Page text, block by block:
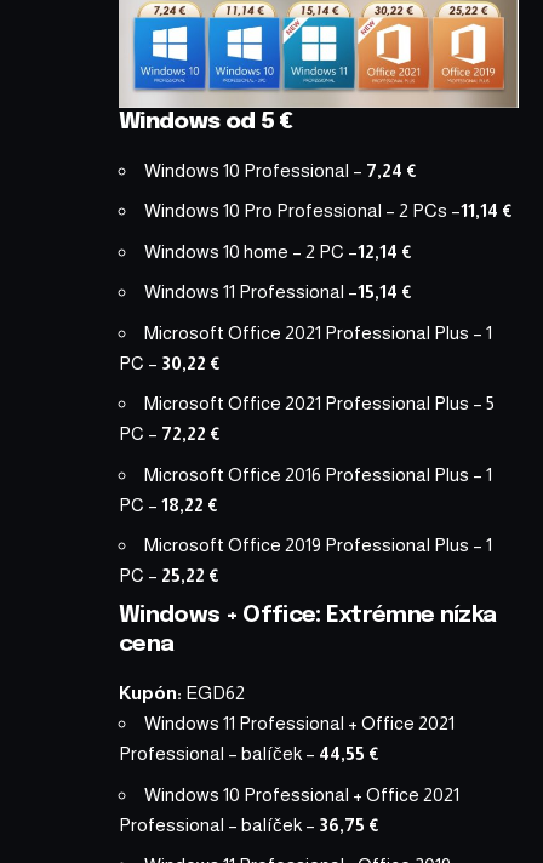
Windows od 5 €
Windows 10 Professional – 7,24 €
Windows 10 Pro Professional – 2 PCs –11,14 €
Windows 10 home – 2 PC –12,14 €
Windows 11 Professional –15,14 €
Microsoft Office 2021 Professional Plus – 1
PC – 30,22 €
Microsoft Office 2021 Professional Plus – 5
PC – 72,22 €
Microsoft Office 2016 Professional Plus – 1
PC – 18,22 €
Microsoft Office 2019 Professional Plus – 1
PC – 25,22 €
Windows + Office: Extrémne nízka
cena
Kupón: EGD62
Windows 11 Professional + Office 2021
Professional – balíček – 44,55 €
Windows 10 Professional + Office 2021
Professional – balíček – 36,75 €